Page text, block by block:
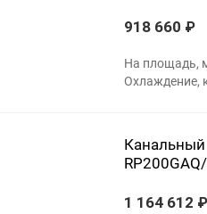
918 660
На площадь,
Охлаждение,
Канальный
1 164 612